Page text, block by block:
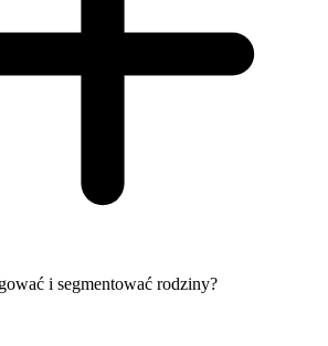
i segmentować rodziny?